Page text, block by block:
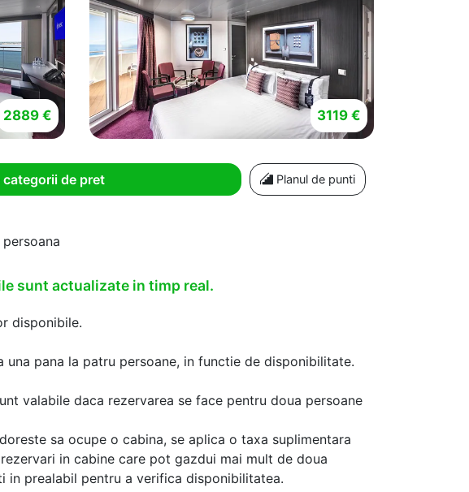
2889 € 3119 €
categorii de pret Planul de punti
sunt actualizate in timp real.
disponibile.
una pana la patru persoane, in functie de disponibilitate.
valabile daca rezervarea se face pentru doua persoane
sa ocupe o cabina, se aplica o taxa suplimentara
in cabine care pot gazdui mai mult de doua
in prealabil pentru a verifica disponibilitatea.